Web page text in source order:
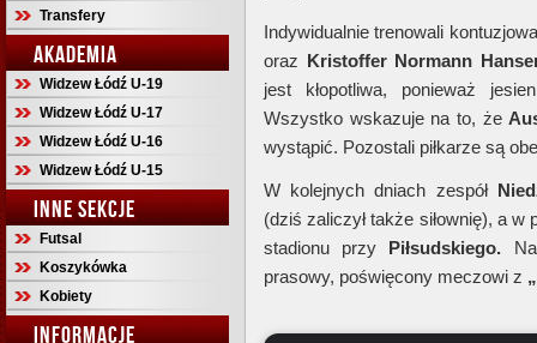
Transfery
AKADEMIA
Widzew Łódź U-19
Widzew Łódź U-17
Widzew Łódź U-16
Widzew Łódź U-15
INNE SEKCJE
Futsal
Koszykówka
Kobiety
INFORMACJE
Indywidualnie trenowali
oraz Kristoffer Normann
jest kłopotliwa, ponieważ
Wszystko wskazuje na to, że
wystąpić. Pozostali piłkarze są
W kolejnych dniach zespół
(dziś zaliczył także siłownię), a w
stadionu przy Piłsudskiego.
prasowy, poświęcony meczowi z